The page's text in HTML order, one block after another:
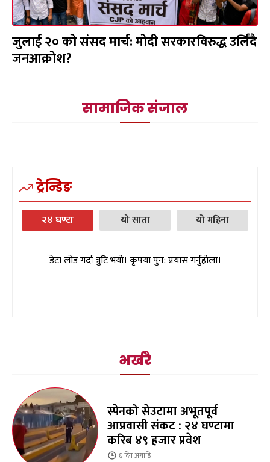
जुलाई २० को संसद मार्च: मोदी सरकारविरुद्ध उर्लिंदै
जनआक्रोश?
सामाजिक संजाल
ट्रेन्डिङ
२४ घण्टा यो साता यो महिना
डेटा लोड गर्दा त्रुटि भयो। कृपया पुन: प्रयास गर्नुहोला।
भर्खरै
स्पेनको सेउटामा अभूतपूर्व
आप्रवासी संकट : २४ घण्टामा
करिब ४९ हजार प्रवेश
६ दिनअगाडि